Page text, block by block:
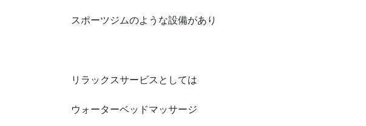
スポーツジムのような設備があり
リラックスサービスとしては
ウォーターベッドマッサージ